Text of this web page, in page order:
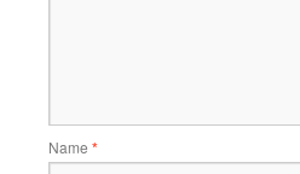
Name *